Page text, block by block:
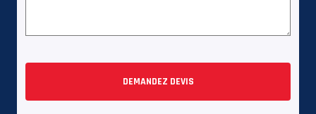
DEMANDEZ DEVIS